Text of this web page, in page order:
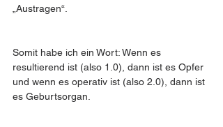
„Austragen“.
Somit habe ich ein Wort: Wenn es
resultierend ist (also 1.0), dann ist es Opfer
und wenn es operativ ist (also 2.0), dann ist
es Geburtsorgan.